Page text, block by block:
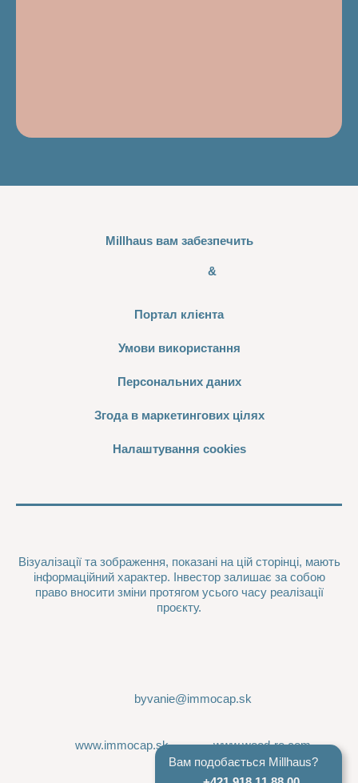
Millhaus вам забезпечить
&
Портал клієнта
Умови використання
Персональних даних
Згода в маркетингових цілях
Налаштування cookies
Візуалізації та зображення, показані на цій сторінці, мають
інформаційний характер. Інвестор залишає за собою
право вносити зміни протягом усього часу реалізації
проєкту.
byvanie@immocap.sk
www.immocap.sk
www.wood-re.com
Вам подобається Millhaus?